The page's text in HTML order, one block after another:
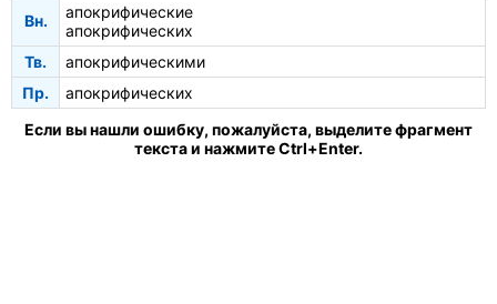
Вн.
апокрифические
апокрифических
Тв.
апокрифическими
Пр.
апокрифических
Если вы нашли ошибку, пожалуйста, выделите фрагмент
текста и нажмите Ctrl+Enter.